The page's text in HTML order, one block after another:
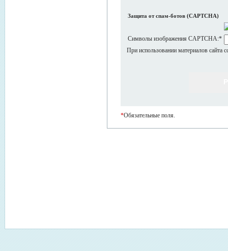
Защита от спам-ботов (CAPTCHA)
Символы изображения CAPTCHA:*
При использовании материалов сайта
*Обязательные поля.